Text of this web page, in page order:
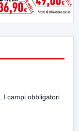
I campi obbligatori